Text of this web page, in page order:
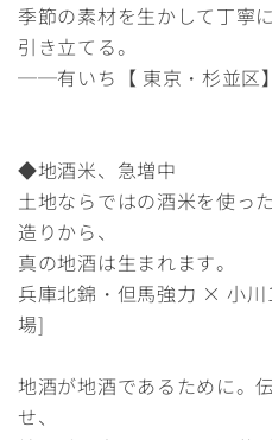
季節の素材を生かして丁寧
引き立てる。
──有いち【 東京・杉並区】
◆地酒米、急増中
土地ならではの酒米を使っ
造りから、
真の地酒は生まれます。
兵庫北錦・但馬強力 × 小
場]
地酒が地酒であるために。
せ、